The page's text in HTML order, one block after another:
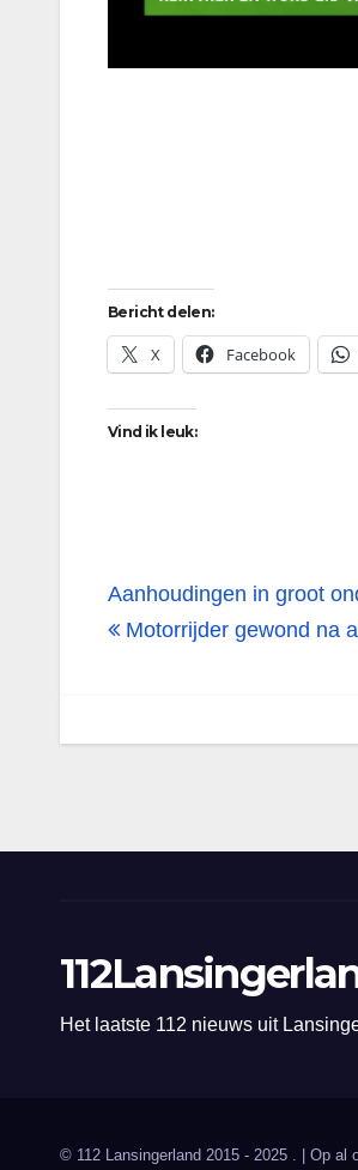
Bericht delen:
X Facebook
Vind ik leuk:
Bericht
navigatie
Aanhoudingen in groot
Motorrijder gewond na
Het laatste 112 nieuws uit
© 112 Lansingerland 2015 - 2025 . | Op al